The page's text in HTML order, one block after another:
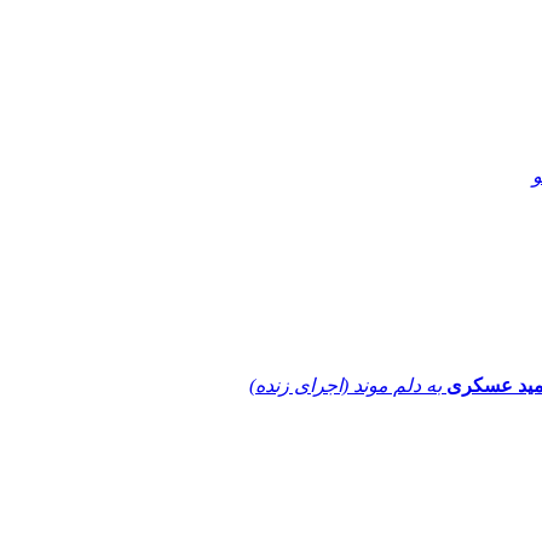
عسکری به دلم موند (اجرای زنده)